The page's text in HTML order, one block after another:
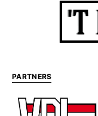
PARTNERS